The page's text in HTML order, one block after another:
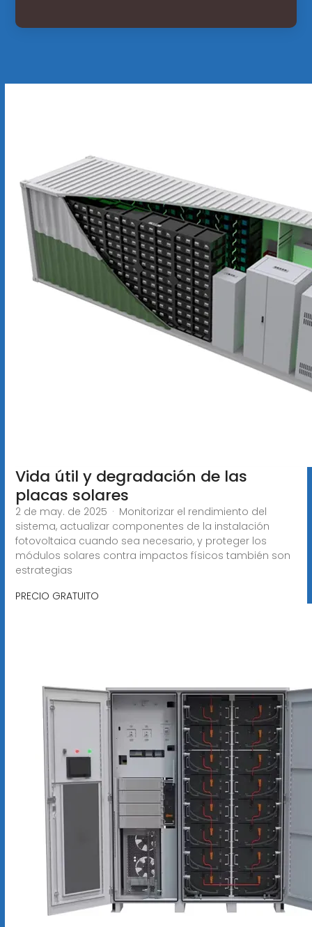
Vida útil y degradación de las
placas solares
2 de may. de 2025 · Monitorizar el rendimiento del
sistema, actualizar componentes de la instalación
fotovoltaica cuando sea necesario, y proteger los
módulos solares contra impactos físicos también son
estrategias
PRECIO GRATUITO